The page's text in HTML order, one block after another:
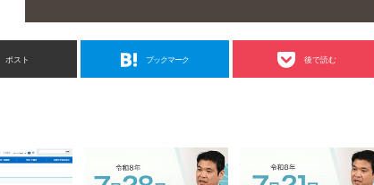
ポスト ブックマーク 後で読む